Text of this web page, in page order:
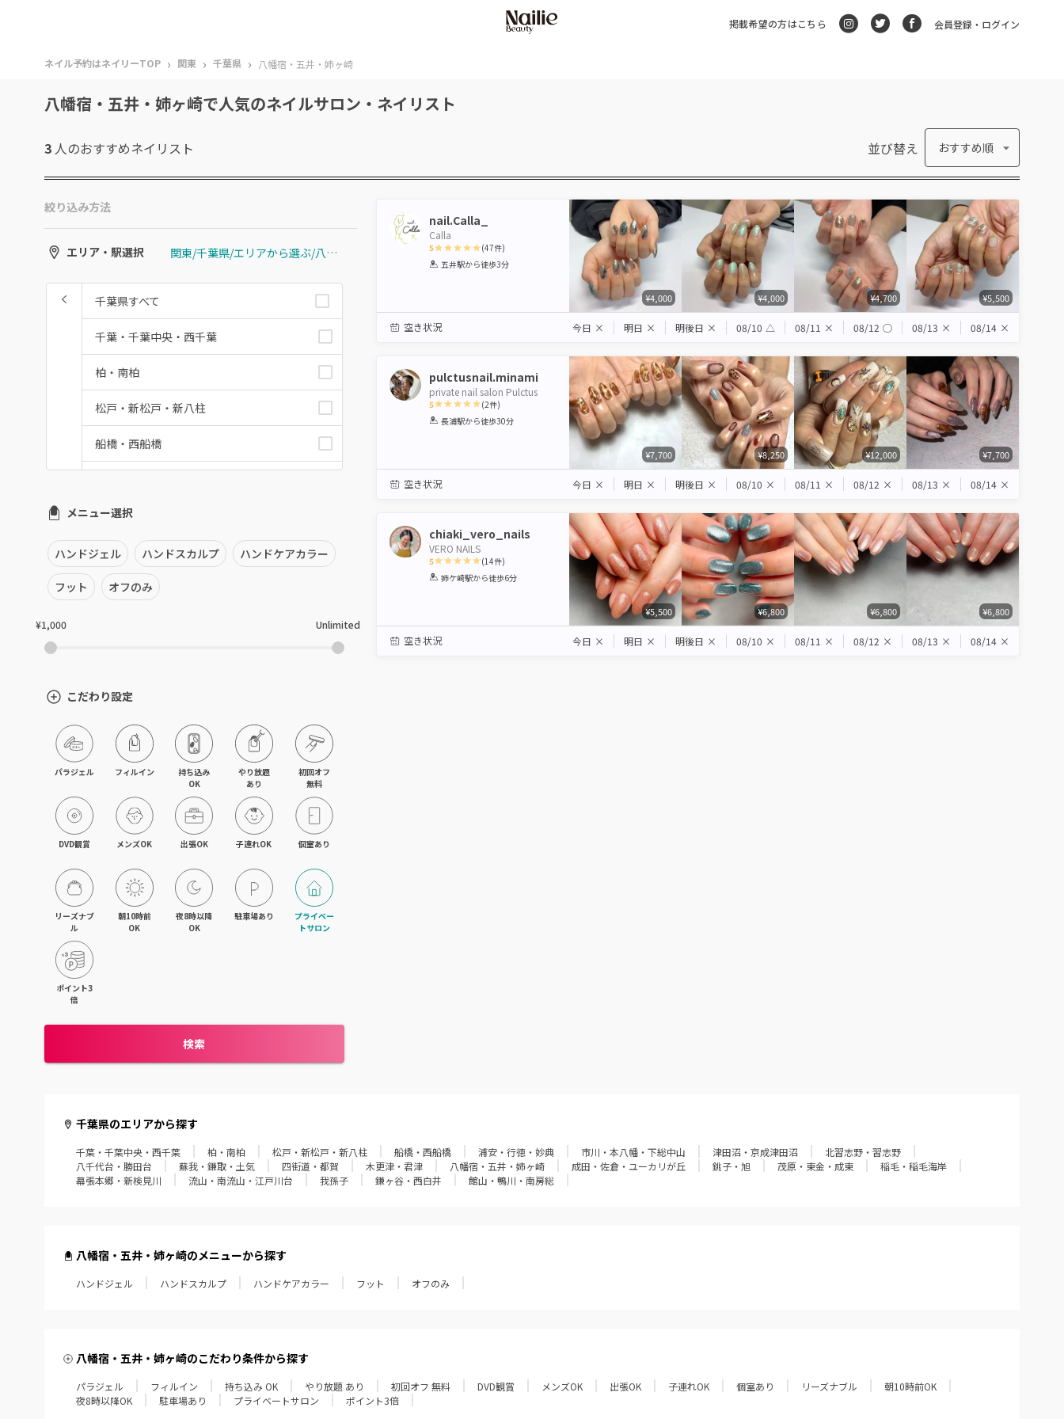
掲載希望の方はこちら 会員登録・ログイン
ネイル予約はネイリーTOP › 関東 › 千葉県 › 八幡宿・五井・姉ヶ崎
八幡宿・五井・姉ヶ崎で人気のネイルサロン・ネイリスト
3 人のおすすめネイリスト 並び替え おすすめ順
絞り込み方法
エリア・駅選択 関東/千葉県/エリアから選ぶ/八幡宿・五井・姉ヶ崎
千葉県すべて
千葉・千葉中央・西千葉
柏・南柏
松戸・新松戸・新八柱
船橋・西船橋
市川・本八幡・下総中山
津田沼・京成津田沼
北習志野・習志野
四街道・都賀
木更津・君津
八幡宿・五井・姉ヶ崎
成田・佐倉・ユーカリが丘
銚子・旭
茂原・東金・成東
稲毛・稲毛海岸
メニュー選択
ハンドジェル ハンドスカルプ ハンドケアカラー
フット オフのみ
¥1,000 Unlimited
こだわり設定
パラジェル フィルイン
持ち込み
OK
やり放題
あり
初回オフ
無料
DVD観賞 メンズOK 出張OK 子連れOK 個室あり
リーズナブ
ル
朝10時前
OK
夜8時以降
OK
駐車場あり
プライベー
トサロン
ポイント3
倍
検索
nail.Calla_
Calla
5
1 2 3 4 5
(47件)
五井駅から徒歩3分
¥4,000 ¥4,000 ¥4,700 ¥5,500
空き状況 今日 × 明日 × 明後日 × 08/10 △ 08/11 × 08/12 ◯ 08/13 × 08/14 ×
pulctusnail.minami
private nail salon Pulctus
5
1 2 3 4 5
(2件)
長浦駅から徒歩30分
¥7,700 ¥8,250 ¥12,000 ¥7,700
空き状況 今日 × 明日 × 明後日 × 08/10 × 08/11 × 08/12 × 08/13 × 08/14 ×
chiaki_vero_nails
VERO NAILS
5
1 2 3 4 5
(14件)
姉ケ崎駅から徒歩6分
¥5,500 ¥6,800 ¥6,800 ¥6,800
空き状況 今日 × 明日 × 明後日 × 08/10 × 08/11 × 08/12 × 08/13 × 08/14 ×
千葉県のエリアから探す
千葉・千葉中央・西千葉 柏・南柏 松戸・新松戸・新八柱 船橋・西船橋 浦安・行徳・妙典 市川・本八幡・下総中山 津田沼・京成津田沼
北習志野・習志野
八千代台・勝田台
蘇我・鎌取・土気 四街道・都賀 木更津・君津 八幡宿・五井・姉ヶ崎 成田・佐倉・ユーカリが丘 銚子・旭 茂原・東金・成東
稲毛・稲毛海岸
幕張本郷・新検見川
流山・南流山・江戸川台 我孫子 鎌ヶ谷・西白井 館山・鴨川・南房総
八幡宿・五井・姉ヶ崎のメニューから探す
ハンドジェル ハンドスカルプ ハンドケアカラー フット オフのみ
八幡宿・五井・姉ヶ崎のこだわり条件から探す
パラジェル フィルイン 持ち込み OK やり放題 あり 初回オフ 無料 DVD観賞 メンズOK 出張OK 子連れOK 個室あり リーズナブル
朝10時前OK
夜8時以降OK
駐車場あり プライベートサロン ポイント3倍